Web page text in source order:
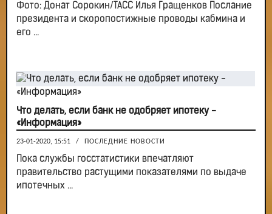
Фото: Донат Сорокин/ТАСС Илья Гращенков Послание
президента и скоропостижные проводы кабмина и
его ...
Что делать, если банк не одобряет ипотеку -
«Информация»
23-01-2020, 15:51 / ПОСЛЕДНИЕ НОВОСТИ
Пока службы госстатистики впечатляют
правительство растущими показателями по выдаче
ипотечных ...